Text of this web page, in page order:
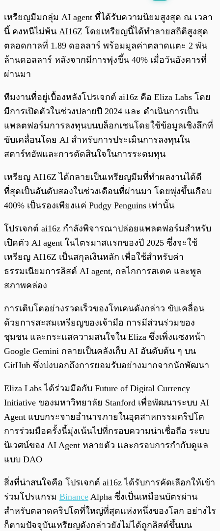
พร้อมเล่น
เหรียญมีมกลุ่ม AI agent ที่ได้รับความนิยมสูงสุด ณ เวลา
นี้ คงหนีไม่พ้น AI16Z โดยเหรียญนี้ได้ทำลายสถิติสูงสุด
ตลอดกาลที่ 1.89 ดอลลาร์ พร้อมมูลค่าตลาดแตะ 2 พัน
ล้านดอลลาร์ หลังจากมีการพุ่งขึ้น 40% เมื่อวันอังคารที่
ผ่านมา
ทีมงานที่อยู่เบื้องหลังโปรเจกต์ ai16z คือ Eliza Labs โดย
มีการเปิดตัวในช่วงปลายปี 2024 และ ดำเนินการเป็น
แพลตฟอร์มการลงทุนบนบล็อกเชนโดยใช้ข้อมูลเชิงลึกที่
ขับเคลื่อนโดย AI สำหรับการประเมินการลงทุนใน
สตาร์ทอัพและการตัดสินใจในการระดมทุน
เหรียญ AI16Z ได้กลายเป็นเหรียญมีมที่ทำผลงานได้ดี
ที่สุดเป็นอันดับสองในช่วงเดือนที่ผ่านมา โดยพุ่งขึ้นเกือบ
400% เป็นรองเพียงแค่ Pudgy Penguins เท่านั้น
โปรเจกต์ ai16z กำลังพิจารณาปล่อยแพลตฟอร์มสำหรับ
เปิดตัว AI agent ในไตรมาสแรกของปี 2025 ซึ่งจะใช้
เหรียญ AI16Z เป็นสกุลเงินหลัก เพื่อใช้สำหรับค่า
ธรรมเนียมการลิสต์ AI agent, กลไกการสเตค และพูล
สภาพคล่อง
การเติบโตอย่างรวดเร็วของโทเคนดังกล่าว ขับเคลื่อน
ด้วยการสะสมเหรียญของเจ้ามือ การมีส่วนร่วมของ
ชุมชน และกระแสความสนใจใน Eliza ซึ่งเพิ่งแซงหน้า
Google Gemini กลายเป็นคลังเก็บ AI อันดับต้น ๆ บน
GitHub ซึ่งบ่งบอกถึงการยอมรับอย่างมากจากนักพัฒนา
Eliza Labs ได้ร่วมมือกับ Future of Digital Currency
Initiative ของมหาวิทยาลัย Stanford เพื่อพัฒนาระบบ AI
Agent แบบกระจายอำนาจภายในอุตสาหกรรมคริปโต
การร่วมมือครั้งนี้มุ่งเน้นไปที่กรอบความน่าเชื่อถือ ระบบ
นิเวศน์ของ AI Agent หลายตัว และกรอบการกำกับดูแล
แบบ DAO
สิ่งที่น่าสนใจคือ โปรเจกต์ ai16z ได้รับการคัดเลือกให้เข้า
ร่วมโปรแกรม Binance Alpha ซึ่งเป็นเหมือนบัตรผ่าน
สำหรับตลาดคริปโตที่ใหญ่ที่สุดแห่งหนึ่งของโลก อย่างไร
ก็ตามปัจจุบันเหรียญดังกล่าวยังไม่ได้ถูกลิสต์ขึ้นบน